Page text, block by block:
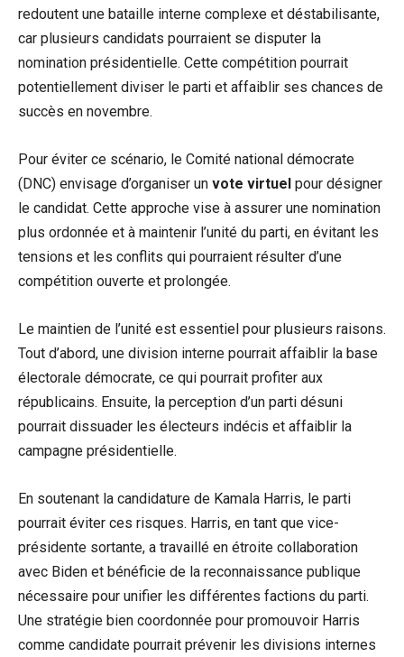
redoutent une bataille interne complexe et déstabilisante,
car plusieurs candidats pourraient se disputer la
nomination présidentielle. Cette compétition pourrait
potentiellement diviser le parti et affaiblir ses chances de
succès en novembre.
Pour éviter ce scénario, le Comité national démocrate
(DNC) envisage d’organiser un vote virtuel pour désigner
le candidat. Cette approche vise à assurer une nomination
plus ordonnée et à maintenir l’unité du parti, en évitant les
tensions et les conflits qui pourraient résulter d’une
compétition ouverte et prolongée.
Le maintien de l’unité est essentiel pour plusieurs raisons.
Tout d’abord, une division interne pourrait affaiblir la base
électorale démocrate, ce qui pourrait profiter aux
républicains. Ensuite, la perception d’un parti désuni
pourrait dissuader les électeurs indécis et affaiblir la
campagne présidentielle.
En soutenant la candidature de Kamala Harris, le parti
pourrait éviter ces risques. Harris, en tant que vice-
présidente sortante, a travaillé en étroite collaboration
avec Biden et bénéficie de la reconnaissance publique
nécessaire pour unifier les différentes factions du parti.
Une stratégie bien coordonnée pour promouvoir Harris
comme candidate pourrait prévenir les divisions internes